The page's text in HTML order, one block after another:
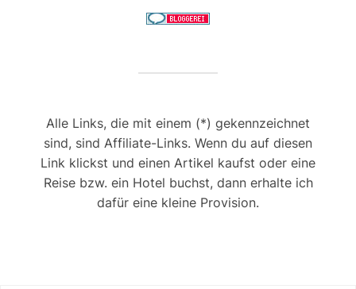
Alle Links, die mit einem (*) gekennzeichnet
sind, sind Affiliate-Links. Wenn du auf diesen
Link klickst und einen Artikel kaufst oder eine
Reise bzw. ein Hotel buchst, dann erhalte ich
dafür eine kleine Provision.